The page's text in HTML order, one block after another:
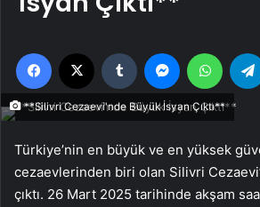
Facebook Tumblr Messenger
**Silivri Cezaevi'nde Büyük İsyan Çıktı**
Türkiye’nin en büyük ve en yüksek
cezaevlerinden biri olan Silivri
çıktı. 26 Mart 2025 tarihinde akşam